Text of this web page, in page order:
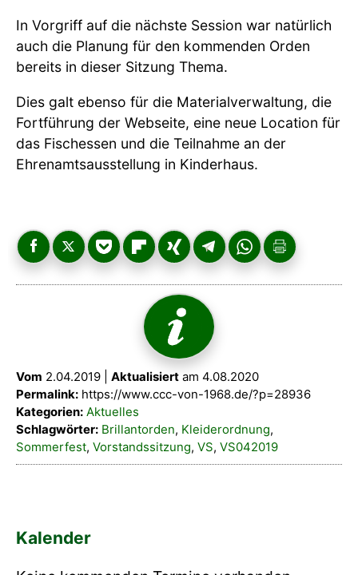
In Vorgriff auf die nächste Session war natürlich
auch die Planung für den kommenden Orden
bereits in dieser Sitzung Thema.
Dies galt ebenso für die Materialverwaltung, die
Fortführung der Webseite, eine neue Location für
das Fischessen und die Teilnahme an der
Ehrenamtsausstellung in Kinderhaus.
Vom 2.04.2019 | Aktualisiert am 4.08.2020
Permalink: https://www.ccc-von-1968.de/?p=28936
Kategorien: Aktuelles
Schlagwörter: Brillantorden, Kleiderordnung,
Sommerfest, Vorstandssitzung, VS, VS042019
Kalender